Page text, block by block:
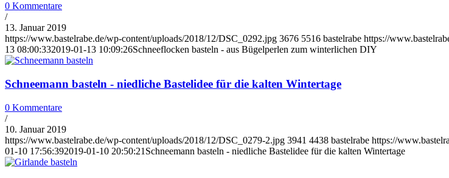
0 Kommentare
/
13. Januar 2019
https://www.bastelrabe.de/wp-content/uploads/2018/12/DSC_0292.jpg 3676 5516 bastelrabe https://
13 08:00:332019-01-13 10:09:26Schneeflocken basteln - aus Bügelperlen zum winterlichen DIY
Schneemann basteln - niedliche Bastelidee für die kalten Wintertage
0 Kommentare
/
10. Januar 2019
https://www.bastelrabe.de/wp-content/uploads/2018/12/DSC_0279-2.jpg 3941 4438 bastelrabe https://
01-10 17:56:392019-01-10 20:50:21 Schneemann basteln - niedliche Bastelidee für die kalten Wintertage